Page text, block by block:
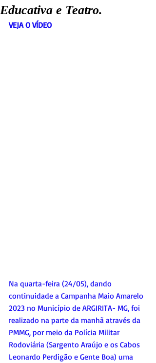
Educativa e Teatro.
VEJA O VÍDEO
Na quarta-feira (24/05), dando
continuidade a Campanha Maio Amarelo
2023 no Município de ARGIRITA- MG, foi
realizado na parte da manhã através da
PMMG, por meio da Polícia Militar
Rodoviária (Sargento Araújo e os Cabos
Leonardo Perdigão e Gente Boa) uma